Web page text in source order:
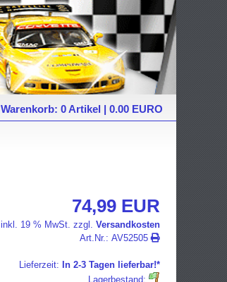
Warenkorb: 0 Artikel | 0.00 EURO
74,99 EUR
inkl. 19 % MwSt. zzgl. Versandkosten
Art.Nr.: AV52505
Lieferzeit: In 2-3 Tagen lieferbar!*
Lagerbestand: